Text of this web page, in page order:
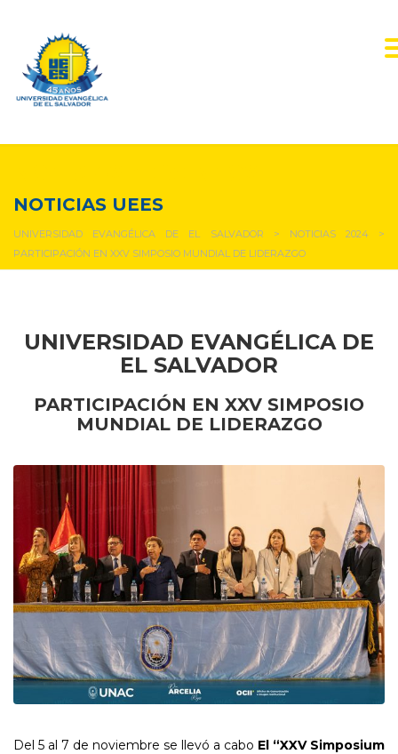
NOTICIAS UEES
UNIVERSIDAD EVANGÉLICA DE EL SALVADOR > NOTICIAS 2024>
PARTICIPACIÓN EN XXV SIMPOSIO MUNDIAL DE LIDERAZGO
UNIVERSIDAD EVANGÉLICA DE
EL SALVADOR
PARTICIPACIÓN EN XXV SIMPOSIO
MUNDIAL DE LIDERAZGO
Del 5 al 7 de noviembre se llevó a cabo El “XXV Simposium